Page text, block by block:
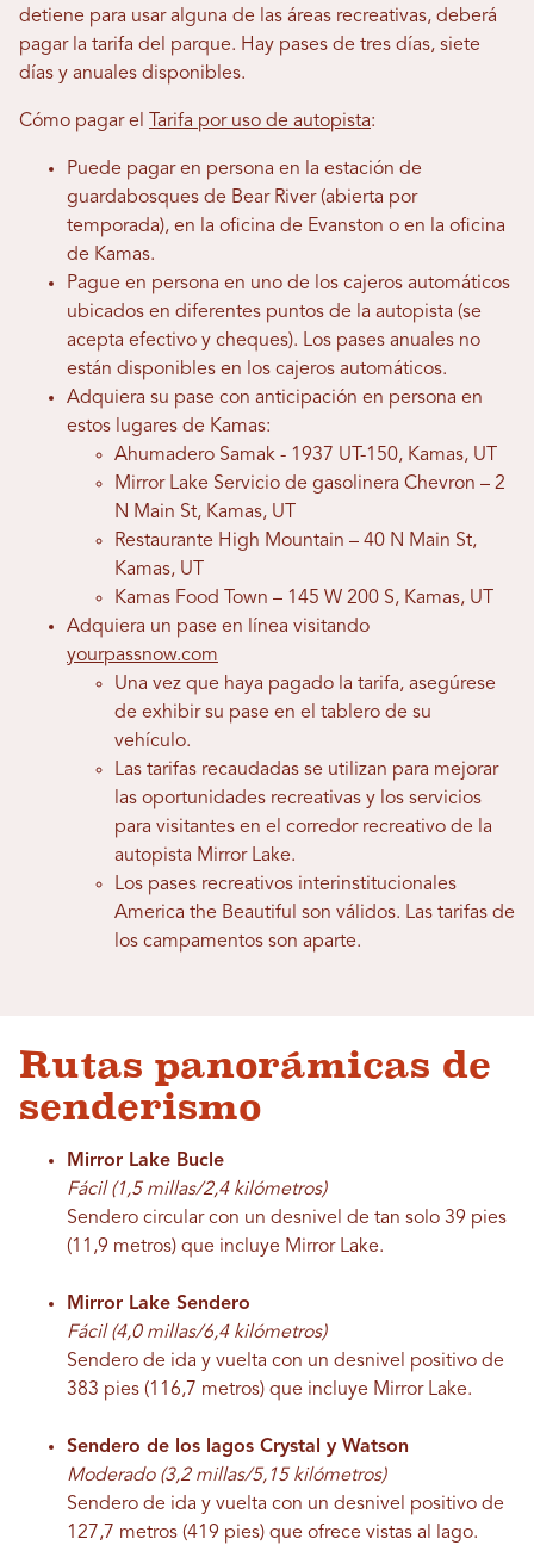
detiene para usar alguna de las áreas recreativas, deberá
pagar la tarifa del parque. Hay pases de tres días, siete
días y anuales disponibles.
Cómo pagar el Tarifa por uso de autopista:
Puede pagar en persona en la estación de
guardabosques de Bear River (abierta por
temporada), en la oficina de Evanston o en la oficina
de Kamas.
Pague en persona en uno de los cajeros automáticos
ubicados en diferentes puntos de la autopista (se
acepta efectivo y cheques). Los pases anuales no
están disponibles en los cajeros automáticos.
Adquiera su pase con anticipación en persona en
estos lugares de Kamas:
Ahumadero Samak - 1937 UT-150, Kamas, UT
Mirror Lake Servicio de gasolinera Chevron – 2
N Main St, Kamas, UT
Restaurante High Mountain – 40 N Main St,
Kamas, UT
Kamas Food Town – 145 W 200 S, Kamas, UT
Adquiera un pase en línea visitando
yourpassnow.com
Una vez que haya pagado la tarifa, asegúrese
de exhibir su pase en el tablero de su
vehículo.
Las tarifas recaudadas se utilizan para mejorar
las oportunidades recreativas y los servicios
para visitantes en el corredor recreativo de la
autopista Mirror Lake.
Los pases recreativos interinstitucionales
America the Beautiful son válidos. Las tarifas de
los campamentos son aparte.
Rutas panorámicas de
senderismo
Mirror Lake Bucle
Fácil (1,5 millas/2,4 kilómetros)
Sendero circular con un desnivel de tan solo 39 pies
(11,9 metros) que incluye Mirror Lake.
Mirror Lake Sendero
Fácil (4,0 millas/6,4 kilómetros)
Sendero de ida y vuelta con un desnivel positivo de
383 pies (116,7 metros) que incluye Mirror Lake.
Sendero de los lagos Crystal y Watson
Moderado (3,2 millas/5,15 kilómetros)
Sendero de ida y vuelta con un desnivel positivo de
127,7 metros (419 pies) que ofrece vistas al lago.